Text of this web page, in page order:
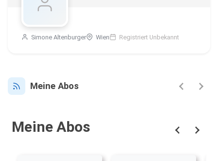
Simone Altenburger Wien Registriert Unbekannt
Meine Abos
Meine Abos